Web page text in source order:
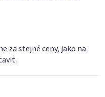
za stejné ceny, jako na